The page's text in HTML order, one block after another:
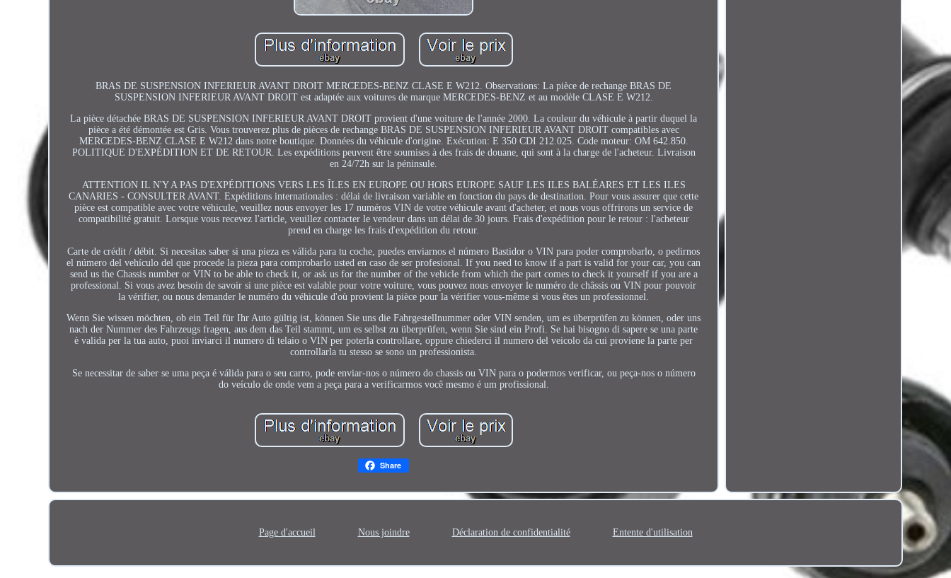
BRAS DE SUSPENSION INFERIEUR AVANT DROIT MERCEDES-BENZ CLASE E W212. Observations: La pièce de rechange BRAS DE
SUSPENSION INFERIEUR AVANT DROIT est adaptée aux voitures de marque MERCEDES-BENZ et au modèle CLASE E W212.
La pièce détachée BRAS DE SUSPENSION INFERIEUR AVANT DROIT provient d'une voiture de l'année 2000. La couleur du véhicule à partir duquel la
pièce a été démontée est Gris. Vous trouverez plus de pièces de rechange BRAS DE SUSPENSION INFERIEUR AVANT DROIT compatibles avec
MERCEDES-BENZ CLASE E W212 dans notre boutique. Données du véhicule d'origine. Exécution: E 350 CDI 212.025. Code moteur: OM 642.850.
POLITIQUE D'EXPÉDITION ET DE RETOUR. Les expéditions peuvent être soumises à des frais de douane, qui sont à la charge de l'acheteur. Livraison
en 24/72h sur la péninsule.
ATTENTION IL N'Y A PAS D'EXPÉDITIONS VERS LES ÎLES EN EUROPE OU HORS EUROPE SAUF LES ILES BALÉARES ET LES ILES
CANARIES - CONSULTER AVANT. Expéditions internationales : délai de livraison variable en fonction du pays de destination. Pour vous assurer que cette
pièce est compatible avec votre véhicule, veuillez nous envoyer les 17 numéros VIN de votre véhicule avant d'acheter, et nous vous offrirons un service de
compatibilité gratuit. Lorsque vous recevez l'article, veuillez contacter le vendeur dans un délai de 30 jours. Frais d'expédition pour le retour : l'acheteur
prend en charge les frais d'expédition du retour.
Carte de crédit / débit. Si necesitas saber si una pieza es válida para tu coche, puedes enviarnos el número Bastidor o VIN para poder comprobarlo, o pedirnos
el número del vehículo del que procede la pieza para comprobarlo usted en caso de ser profesional. If you need to know if a part is valid for your car, you can
send us the Chassis number or VIN to be able to check it, or ask us for the number of the vehicle from which the part comes to check it yourself if you are a
professional. Si vous avez besoin de savoir si une pièce est valable pour votre voiture, vous pouvez nous envoyer le numéro de châssis ou VIN pour pouvoir
la vérifier, ou nous demander le numéro du véhicule d'où provient la pièce pour la vérifier vous-même si vous êtes un professionnel.
Wenn Sie wissen möchten, ob ein Teil für Ihr Auto gültig ist, können Sie uns die Fahrgestellnummer oder VIN senden, um es überprüfen zu können, oder uns
nach der Nummer des Fahrzeugs fragen, aus dem das Teil stammt, um es selbst zu überprüfen, wenn Sie sind ein Profi. Se hai bisogno di sapere se una parte
è valida per la tua auto, puoi inviarci il numero di telaio o VIN per poterla controllare, oppure chiederci il numero del veicolo da cui proviene la parte per
controllarla tu stesso se sono un professionista.
Se necessitar de saber se uma peça é válida para o seu carro, pode enviar-nos o número do chassis ou VIN para o podermos verificar, ou peça-nos o número
do veículo de onde vem a peça para a verificarmos você mesmo é um profissional.
Share
Page d'accueil Nous joindre Déclaration de confidentialité Entente d'utilisation